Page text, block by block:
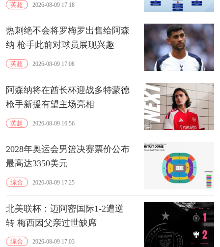
英超 2026-08-09 17:18
热刺绝不会将罗梅罗出售给阿森
纳 枪手此前对球员展现兴趣
英超 2026-08-09 17:08
阿森纳将在酋长杯迎战多特蒙德
枪手新援有望主场亮相
英超 2026-08-09 16:56
2028年奥运会男篮决赛票价公布
最高达3350美元
综合 2026-08-09 17:25
北美联杯：迈阿密国际1-2遭逆
转 梅西因父亲过世缺席
综合 2026-08-09 17:03